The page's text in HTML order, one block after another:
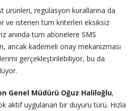
ürünleri, regülasyon kurallarına da
ve istenen tüm kriterleri eksiksiz
anında tüm abonelere SMS
ancak kademeli onay mekanizması
gerçekleştirilebiliyor, bu da
Genel Müdürü Oğuz Haliloğlu,
aktif uygulanan bir duyuru türü. Hızla